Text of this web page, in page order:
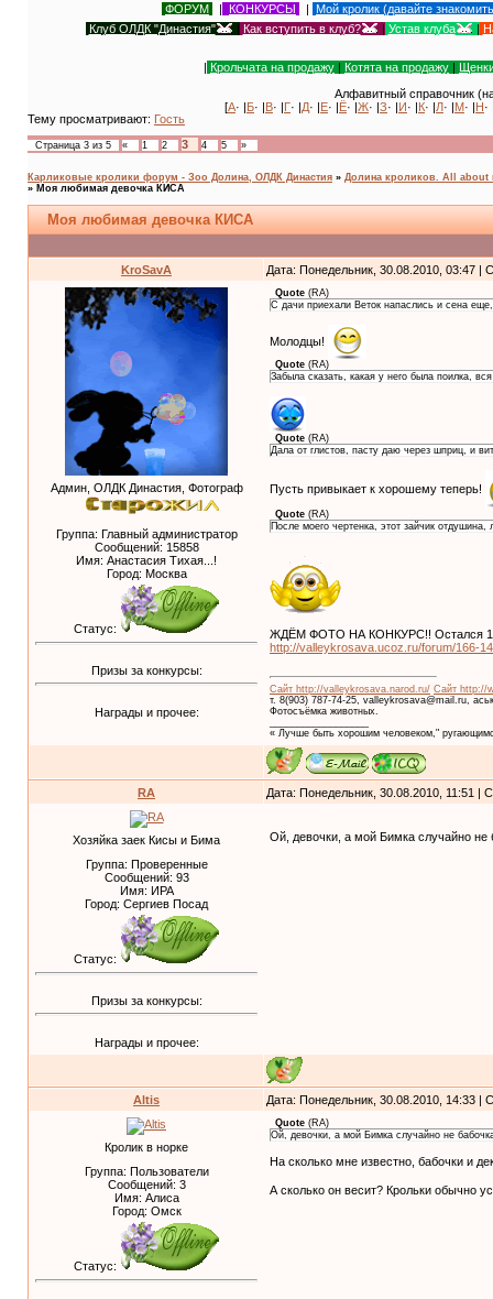
ФОРУМ | КОНКУРСЫ | Мой кролик (давайте
Клуб ОЛДК "Династия"
| Как вступить в клуб? | Устав клуба |
| Крольчата на продажу | Котята на продажу |
Алфавитный справочник
[А· |Б· |В· |Г· |Д· |Е· |Ё· |Ж· |З· |И· |К· |Л· |М· |Н·
Тему просматривают: Гость
Страница 3 из 5 « 1 2 3 4 5 »
Карликовые кролики форум - Зоо Долина, ОЛДК Династия » Долина кроликов. All about
» Моя любимая девочка КИСА
Моя любимая девочка КИСА
KroSavA Дата: Понедельник, 30.08.2010, 03:47 |
Админ, ОЛДК Династия, Фотограф
Группа: Главный администратор
Сообщений: 15858
Имя: Анастасия Тихая...!
Город: Москва
Статус:
Призы за конкурсы:
Награды и прочее:
Quote (RA)
С дачи приехали Веток напаслись и сена
Молодцы!
Quote (RA)
Забыла сказать, какая у него была поилка,
Quote (RA)
Дала от глистов, пасту даю через шприц, и
Пусть привыкает к хорошему теперь!
Quote (RA)
После моего чертенка, этот зайчик
ЖДЁМ ФОТО НА КОНКУРС!! Остался 1
http://valleykrosava.ucoz.ru/forum/166-
Сайт http://valleykrosava.narod.ru/ Сайт http://
т. 8(903) 787-74-25, valleykrosava@mail.ru,
Фотосъёмка животных.
« Лучше быть хорошим человеком,"
RA Дата: Понедельник, 30.08.2010, 11:51 |
Хозяйка заек Кисы и Бима
Группа: Проверенные
Сообщений: 93
Имя: ИРА
Город: Сергиев Посад
Статус:
Призы за конкурсы:
Награды и прочее:
Ой, девочки, а мой Бимка случайно не
Altis Дата: Понедельник, 30.08.2010, 14:33 |
Кролик в норке
Группа: Пользователи
Сообщений: 3
Имя: Алиса
Город: Омск
Статус:
Quote (RA)
Ой, девочки, а мой Бимка случайно не
На сколько мне известно, бабочки и
А сколько он весит? Крольки обычно